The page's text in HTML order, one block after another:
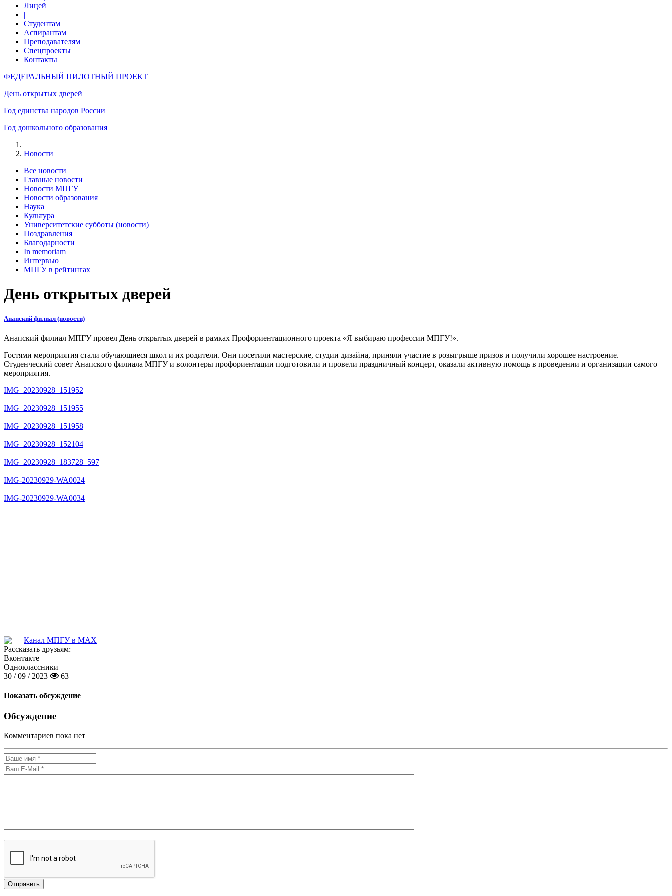
Лицей
|
Студентам
Аспирантам
Преподавателям
Спецпроекты
Контакты
ФЕДЕРАЛЬНЫЙ ПИЛОТНЫЙ ПРОЕКТ
День открытых дверей
Год единства народов России
Год дошкольного образования
Новости
Все новости
Главные новости
Новости МПГУ
Новости образования
Наука
Культура
Университетские субботы (новости)
Поздравления
Благодарности
In memoriam
Интервью
МПГУ в рейтингах
День открытых дверей
Анапский филиал (новости)
Анапский филиал МПГУ провел День открытых дверей в рамках Профориентационного проекта «Я выбираю профессии МПГУ!».
Гостями мероприятия стали обучающиеся школ и их родители. Они посетили мастерские, студии дизайна, приняли участие в розыгрыше призов и получили хорошее настроение.
Студенческий совет Анапского филиала МПГУ и волонтеры профориентации подготовили и провели праздничный концерт, оказали активную помощь в проведении и организации самого
мероприятия.
IMG_20230928_151952
IMG_20230928_151955
IMG_20230928_151958
IMG_20230928_152104
IMG_20230928_183728_597
IMG-20230929-WA0024
IMG-20230929-WA0034
Канал МПГУ в MAX
Рассказать друзьям:
Вконтакте
Одноклассники
30 / 09 / 2023
63
Показать обсуждение
Обсуждение
Комментариев пока нет